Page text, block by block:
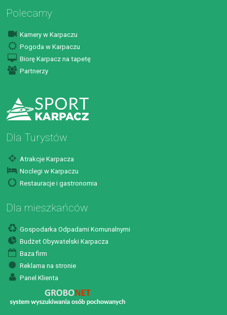
Polecamy
Kamery w Karpaczu
Pogoda w Karpaczu
Biorę Karpacz na tapetę
Partnerzy
Dla Turystów
Atrakcje Karpacza
Noclegi w Karpaczu
Restauracje i gastronomia
Dla mieszkańców
Gospodarka Odpadami Komunalnymi
Budżet Obywatelski Karpacza
Baza firm
Reklama na stronie
Panel Klienta